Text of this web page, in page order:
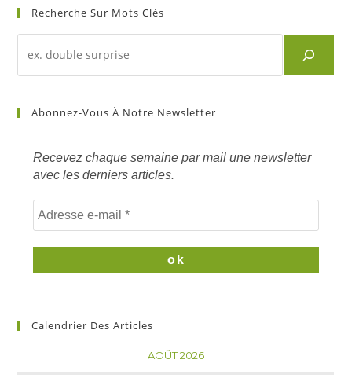
Recherche Sur Mots Clés
d'un
mots
Abonnez-Vous À Notre Newsletter
Recevez chaque semaine par mail une newsletter
avec les derniers articles.
Calendrier Des Articles
AOÛT 2026